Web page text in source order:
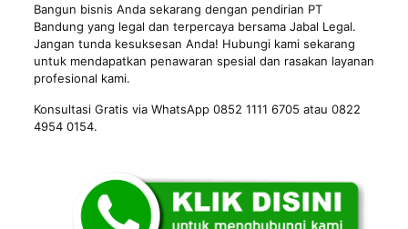
Bangun bisnis Anda sekarang dengan pendirian PT
Bandung yang legal dan terpercaya bersama Jabal Legal.
Jangan tunda kesuksesan Anda! Hubungi kami sekarang
untuk mendapatkan penawaran spesial dan rasakan layanan
profesional kami.
Konsultasi Gratis via WhatsApp 0852 1111 6705 atau 0822
4954 0154.